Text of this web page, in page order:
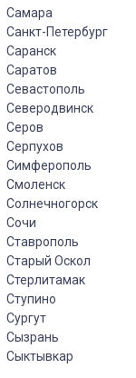
Самара
Санкт-Петербург
Саранск
Саратов
Севастополь
Северодвинск
Серов
Серпухов
Симферополь
Смоленск
Солнечногорск
Сочи
Ставрополь
Старый Оскол
Стерлитамак
Ступино
Сургут
Сызрань
Сыктывкар